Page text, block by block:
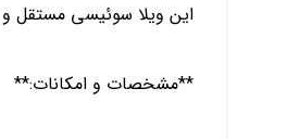
این ویلا سوئیسی مستقل
**مشخصات و امکانات:**